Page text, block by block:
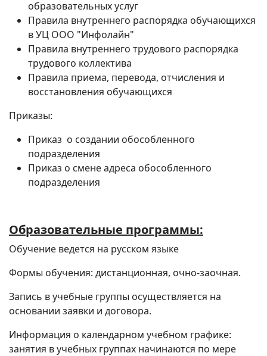
образовательных услуг
Правила внутреннего распорядка обучающихся
в УЦ ООО "Инфолайн"
Правила внутреннего трудового распорядка
трудового коллектива
Правила приема, перевода, отчисления и
восстановления обучающихся
Приказы:
Приказ о создании обособленного
подразделения
Приказ о смене адреса обособленного
подразделения
Образовательные программы:
Обучение ведется на русском языке
Формы обучения: дистанционная, очно-заочная.
Запись в учебные группы осуществляется на
основании заявки и договора.
Информация о календарном учебном графике:
занятия в учебных группах начинаются по мере